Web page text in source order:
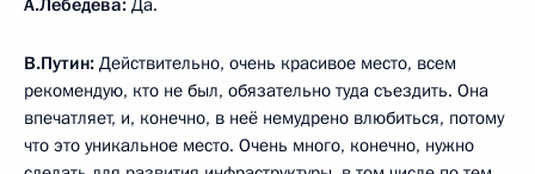
В.Путин: Действительно, очень красивое место, всем
рекомендую, кто не был, обязательно туда съездить. Она
впечатляет, и, конечно, в неё немудрено влюбиться, потому
что это уникальное место. Очень много, конечно, нужно